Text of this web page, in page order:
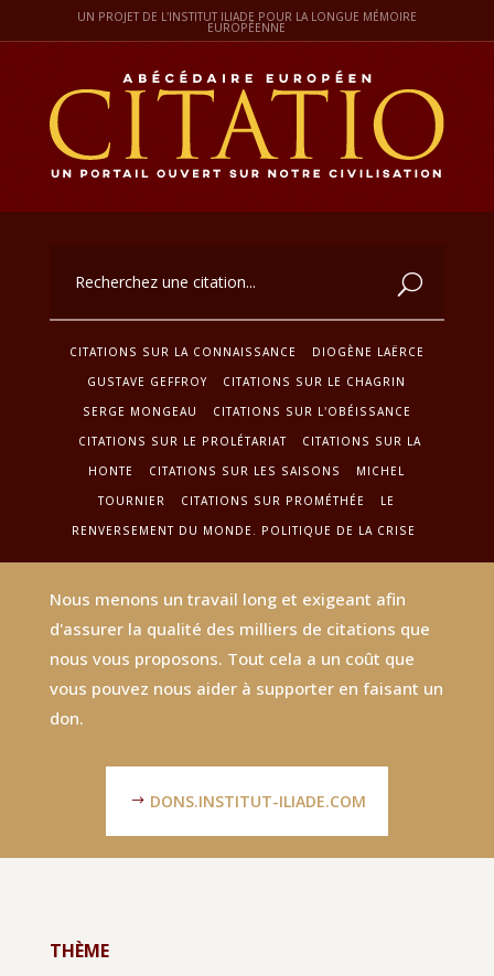
UN PROJET DE L'INSTITUT ILIADE POUR LA LONGUE MÉMOIRE
EUROPÉENNE
CITATIONS SUR LA CONNAISSANCE
DIOGÈNE LAËRCE
GUSTAVE GEFFROY
CITATIONS SUR LE CHAGRIN
SERGE MONGEAU
CITATIONS SUR L'OBÉISSANCE
CITATIONS SUR LE PROLÉTARIAT
CITATIONS SUR LA
HONTE
CITATIONS SUR LES SAISONS
MICHEL
TOURNIER
CITATIONS SUR PROMÉTHÉE
LE
RENVERSEMENT DU MONDE. POLITIQUE DE LA CRISE
Nous menons un travail long et exigeant afin
d'assurer la qualité des milliers de citations que
nous vous proposons. Tout cela a un coût que
vous pouvez nous aider à supporter en faisant un
don.
DONS.INSTITUT-ILIADE.COM
THÈME